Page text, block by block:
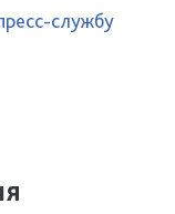
службу